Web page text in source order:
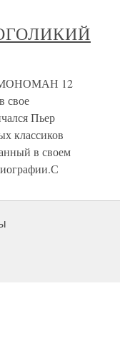
12
свое
Пьер
классиков
в своем